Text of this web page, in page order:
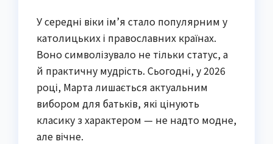
У середні віки ім’я стало популярним у
католицьких і православних країнах.
Воно символізувало не тільки статус, а
й практичну мудрість. Сьогодні, у 2026
році, Марта лишається актуальним
вибором для батьків, які цінують
класику з характером — не надто модне,
але вічне.